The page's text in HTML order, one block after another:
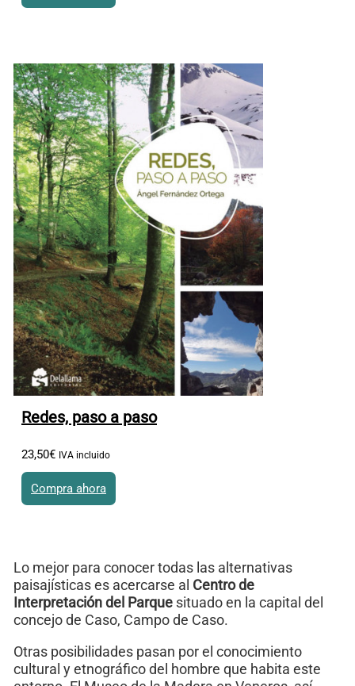
Redes, paso a paso
23,50€ IVA incluido
Compra ahora
Lo mejor para conocer todas las alternativas
paisajísticas es acercarse al Centro de
Interpretación del Parque situado en la capital del
concejo de Caso, Campo de Caso.
Otras posibilidades pasan por el conocimiento
cultural y etnográfico del hombre que habita este